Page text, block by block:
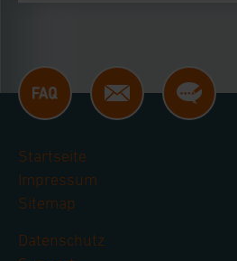
Startseite
Impressum
Sitemap
Datenschutz